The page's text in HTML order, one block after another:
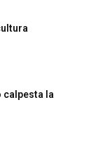
calpesta la